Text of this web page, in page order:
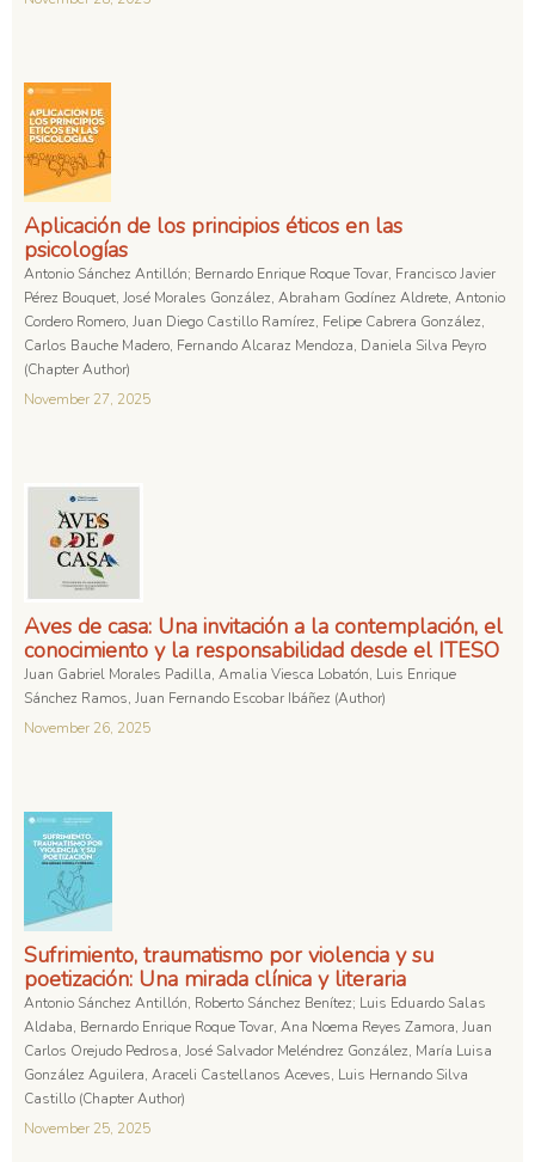
Aplicación de los principios éticos en las
psicologías
Antonio Sánchez Antillón; Bernardo Enrique Roque Tovar, Francisco Javier
Pérez Bouquet, José Morales González, Abraham Godínez Aldrete, Antonio
Cordero Romero, Juan Diego Castillo Ramírez, Felipe Cabrera González,
Carlos Bauche Madero, Fernando Alcaraz Mendoza, Daniela Silva Peyro
(Chapter Author)
November 27, 2025
Aves de casa: Una invitación a la contemplación, el
conocimiento y la responsabilidad desde el ITESO
Juan Gabriel Morales Padilla, Amalia Viesca Lobatón, Luis Enrique
Sánchez Ramos, Juan Fernando Escobar Ibáñez (Author)
November 26, 2025
Sufrimiento, traumatismo por violencia y su
poetización: Una mirada clínica y literaria
Antonio Sánchez Antillón, Roberto Sánchez Benítez; Luis Eduardo Salas
Aldaba, Bernardo Enrique Roque Tovar, Ana Noema Reyes Zamora, Juan
Carlos Orejudo Pedrosa, José Salvador Meléndrez González, María Luisa
González Aguilera, Araceli Castellanos Aceves, Luis Hernando Silva
Castillo (Chapter Author)
November 25, 2025